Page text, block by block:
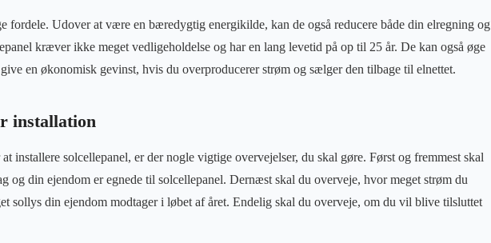
fordele. Udover at være en bæredygtig energikilde, kan de også reducere både din elregning og
kræver ikke meget vedligeholdelse og har en lang levetid på op til 25 år. De kan også øge
en økonomisk gevinst, hvis du overproducerer strøm og sælger den tilbage til elnettet.
installation
installere solcellepanel, er der nogle vigtige overvejelser, du skal gøre. Først og fremmest skal
og din ejendom er egnede til solcellepanel. Dernæst skal du overveje, hvor meget strøm du
sollys din ejendom modtager i løbet af året. Endelig skal du overveje, om du vil blive tilsluttet